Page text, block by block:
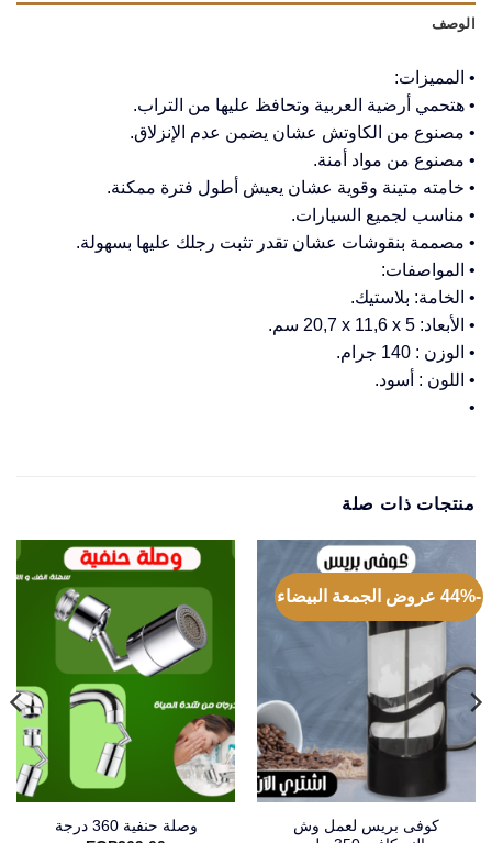
الوصف
• المميزات:
• هتحمي أرضية العربية وتحافظ عليها من التراب.
• مصنوع من الكاوتش عشان يضمن عدم الإنزلاق.
• مصنوع من مواد أمنة.
• خامته متينة وقوية عشان يعيش أطول فترة ممكنة.
• مناسب لجميع السيارات.
• مصممة بنقوشات عشان تقدر تثبت رجلك عليها بسهولة.
• المواصفات:
• الخامة: بلاستيك.
• الأبعاد: ‎20,7 x 11,6 x 5 سم.
• الوزن : 140 جرام.
• اللون : أسود.
•
منتجات ذات صلة
-44% عروض الجمعة البيضاء
كوفى بريس لعمل وش
وصلة حنفية 360 درجة